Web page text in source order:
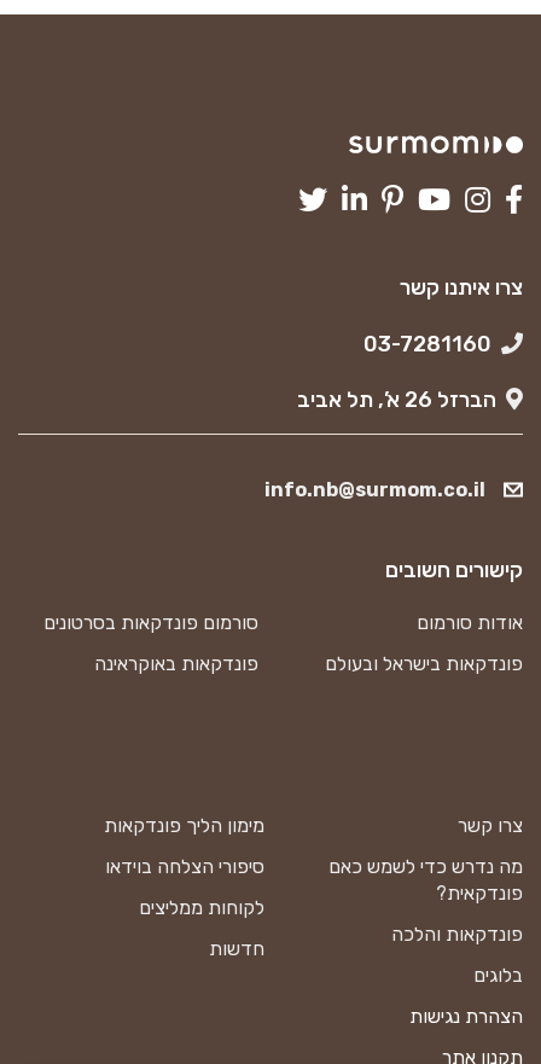
צרו איתנו קשר
הברזל 26 א’, תל אביב
info.nb@surmom.co.il
צרו קשר
מה נדרש כדי לשמש כאם
פונדקאית?
פונדקאות והלכה
בלוגים
הצהרת נגישות
תקנון אתר
מימון הליך פונדקאות
סיפורי הצלחה בוידאו
לקוחות ממליצים
חדשות
קישורים חשובים
אודות סורמום
סורמום פונדקאות בסרטונים
פונדקאות בישראל ובעולם
פונדקאות באוקראינה